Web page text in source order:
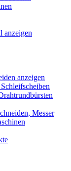
anzeigen
anzeigen
Messer